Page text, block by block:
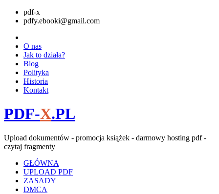
pdf-x
pdfy.ebooki@gmail.com
O nas
Jak to działa?
Blog
Polityka
Historia
Kontakt
PDF-X.PL
Upload dokumentów - promocja książek - darmowy hosting pdf -
czytaj fragmenty
GŁÓWNA
UPLOAD PDF
ZASADY
DMCA